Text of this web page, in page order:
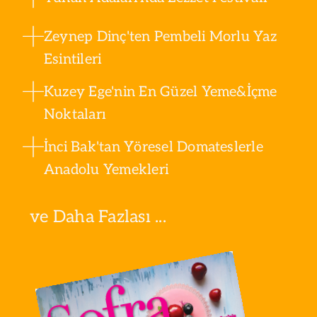
Zeynep Dinç'ten Pembeli Morlu Yaz
Esintileri
Kuzey Ege'nin En Güzel Yeme&İçme
Noktaları
İnci Bak'tan Yöresel Domateslerle
Anadolu Yemekleri
ve Daha Fazlası ...